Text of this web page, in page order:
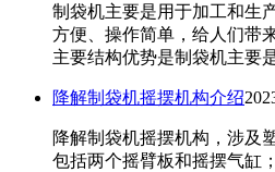
制袋机主要是用于加工和生
方便、操作简单，给人们带
主要结构优势是制袋机主要
降解制袋机摇摆机构介绍
降解制袋机摇摆机构，涉及
包括两个摇臂板和摇摆气缸